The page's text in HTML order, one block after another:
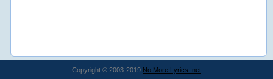
Copyright © 2003-2019 No More Lyrics .net